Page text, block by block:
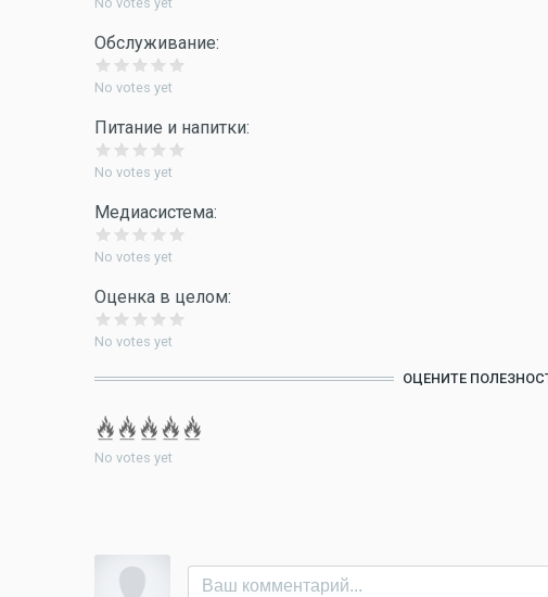
Обслуживание:
No votes yet
Питание и напитки:
No votes yet
Медиасистема:
No votes yet
Оценка в целом:
No votes yet
ОЦЕНИТЕ
No votes yet